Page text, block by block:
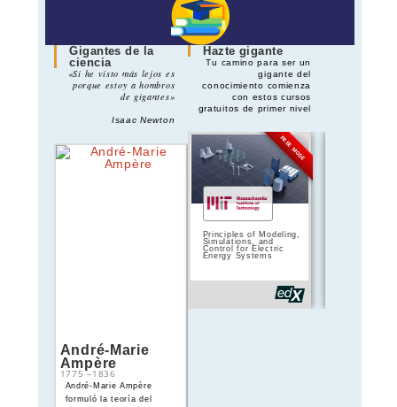
Gigantes de la
ciencia
«Si he visto más lejos es
porque estoy a hombros
de gigantes»
Isaac Newton
André-Marie
Ampère
1775 –1836
André-Marie Ampère
formuló la teoría del
Hazte gigante
Tu camino para ser un
gigante del
conocimiento comienza
con estos cursos
gratuitos de primer nivel
FREE MODE
Principles of Modeling,
Simulations, and
Control for Electric
Energy Systems